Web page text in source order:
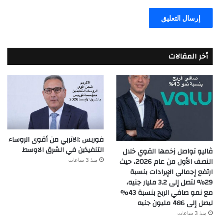
أخر المقالات
ڤاليو تواصل زخمها القوي خلال
النصف الأول من عام 2026، حيث
ارتفع إجمالي الإيرادات بنسبة
29% لتصل إلى 3.2 مليار جنيه،
مع نمو صافي الربح بنسبة 43%
ليصل إلى 486 مليون جنيه
منذ 3 ساعات
فوربس :الاتربي من أقوى الروساء
التنفيذين في الشرق الاوسط
منذ 3 ساعات